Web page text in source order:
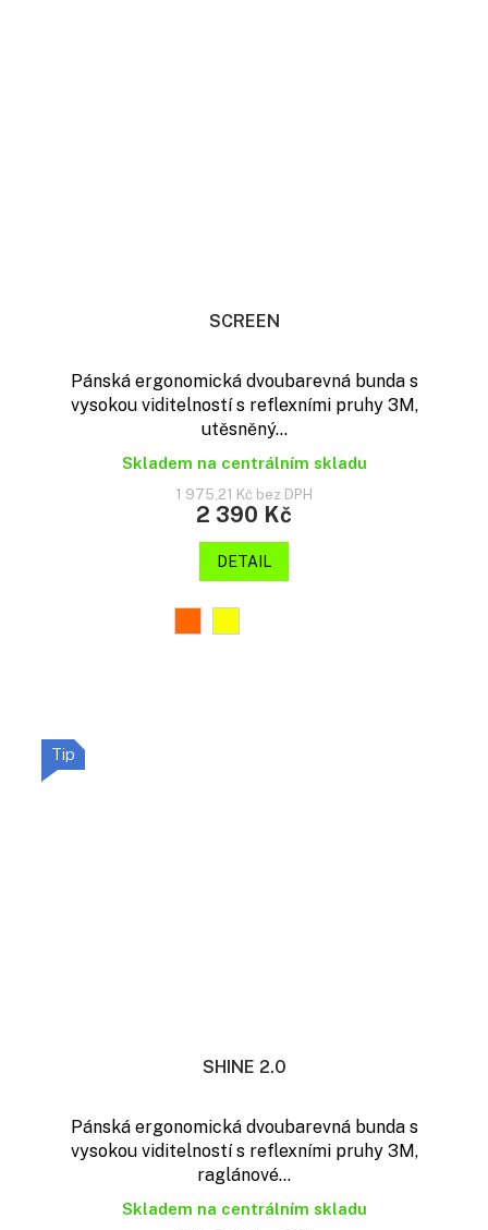
SCREEN
Pánská ergonomická dvoubarevná bunda s
vysokou viditelností s reflexními pruhy 3M,
utěsněný...
Skladem na centrálním skladu
1 975,21 Kč bez DPH
2 390 Kč
DETAIL
Tip
SHINE 2.0
Pánská ergonomická dvoubarevná bunda s
vysokou viditelností s reflexními pruhy 3M,
raglánové...
Skladem na centrálním skladu